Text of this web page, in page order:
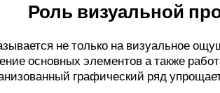
Роль визуальной
не только на визуальное
основных элементов а также
графический ряд